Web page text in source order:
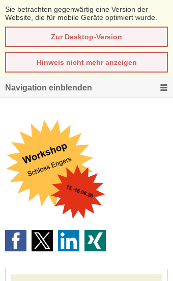
Sie betrachten gegenwärtig eine Version der
Website, die für mobile Geräte optimiert wurde.
Zur Desktop-Version
Hinweis nicht mehr anzeigen
Navigation einblenden